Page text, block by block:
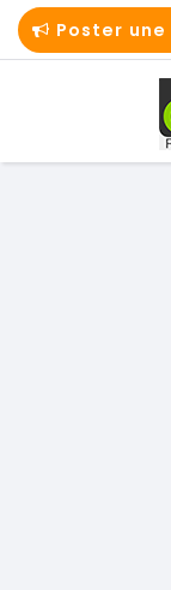
Poster